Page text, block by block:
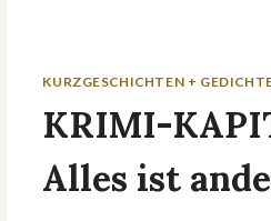
KURZGESCHICHTEN +
KRIMI-
Alles ist